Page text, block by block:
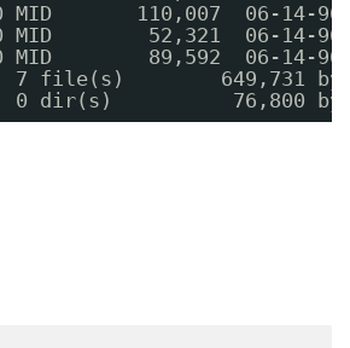
MID       110,007  06-14-96
MID        52,321  06-14-
MID        89,592  06-
7 file(s)        649,731
0 dir(s)          76,800